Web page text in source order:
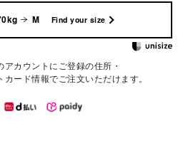
M Find your size
カウントにご登録の住所・
カード情報でご注文いただけます。